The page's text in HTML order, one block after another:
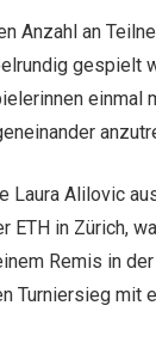
Anzahl an
gespielt
einmal
Laura Alilovic
ETH in Zürich,
Remis in
Turniersieg mit